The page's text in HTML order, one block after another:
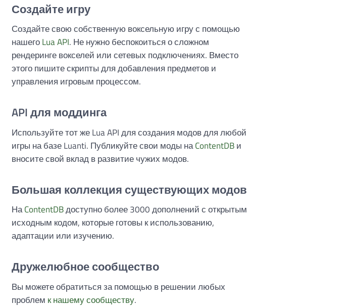
Создайте игру
Создайте свою собственную воксельную игру с помощью
нашегоLua API. Не нужно беспокоиться о сложном
рендеринге вокселей или сетевых подключениях. Вместо
этого пишите скрипты для добавления предметов и
управления игровым процессом.
API для моддинга
Используйте тот же Lua API для создания модов для любой
игры на базе Luanti. Публикуйте свои моды наContentDBи
вносите свой вклад в развитие чужих модов.
Большая коллекция существующих модов
НаContentDBдоступно более 3000 дополнений с открытым
исходным кодом, которые готовы к использованию,
адаптации или изучению.
Дружелюбное сообщество
Вы можете обратиться за помощью в решении любых
проблем к нашему сообществу.